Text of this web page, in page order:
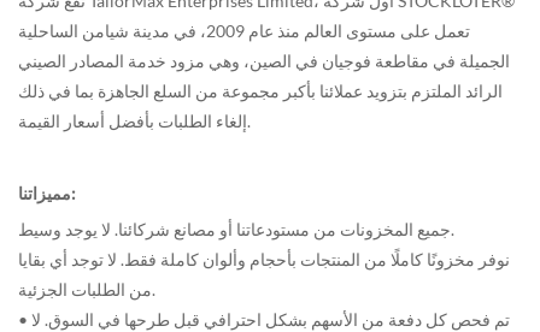
تعمل على مستوى العالم منذ عام 2009، في مدينة شيامن الساحلية
الجميلة في مقاطعة فوجيان في الصين، وهي مزود خدمة المصادر الصيني
الرائد الملتزم بتزويد عملائنا بأكبر مجموعة من السلع الجاهزة بما في ذلك
إلغاء الطلبات بأفضل أسعار القيمة.
مميزاتنا:
جميع المخزونات من مستودعاتنا أو مصانع شركائنا. لا يوجد وسيط.
نوفر مخزونًا كاملًا من المنتجات بأحجام وألوان كاملة فقط. لا توجد أي بقايا
من الطلبات الجزئية.
• تم فحص كل دفعة من الأسهم بشكل احترافي قبل طرحها في السوق. لا